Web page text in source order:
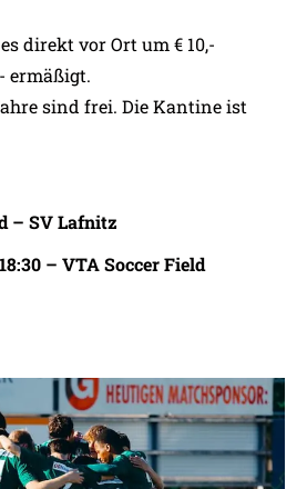
direkt vor Ort um € 10,-
ermäßigt.
sind frei. Die Kantine ist
– SV Lafnitz
– VTA Soccer Field